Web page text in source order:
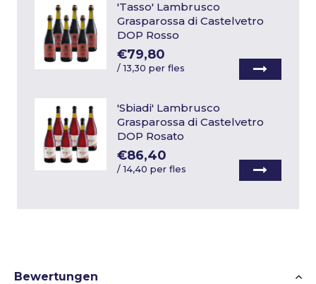
'Tasso' Lambrusco
Grasparossa di Castelvetro
DOP Rosso
€79,80
/13,30 per fles
'Sbiadi' Lambrusco
Grasparossa di Castelvetro
DOP Rosato
€86,40
/14,40 per fles
Bewertungen